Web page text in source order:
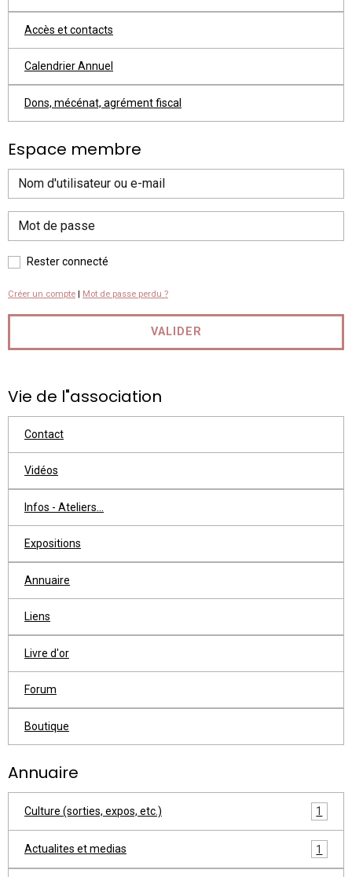
Accès et contacts
Calendrier Annuel
Dons, mécénat, agrément fiscal
Espace membre
Rester connecté
Créer un compte | Mot de passe perdu ?
VALIDER
Vie de l"association
Contact
Vidéos
Infos - Ateliers...
Expositions
Annuaire
Liens
Livre d'or
Forum
Boutique
Annuaire
Culture (sorties, expos, etc.) 1
Actualites et medias 1